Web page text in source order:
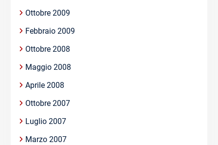
Ottobre 2009
Febbraio 2009
Ottobre 2008
Maggio 2008
Aprile 2008
Ottobre 2007
Luglio 2007
Marzo 2007